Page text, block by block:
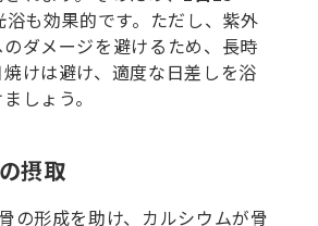
浴も効果的です。ただし、紫外
ダメージを避けるため、長時
けは避け、適度な日差しを浴
しょう。
摂取
の形成を助け、カルシウムが骨